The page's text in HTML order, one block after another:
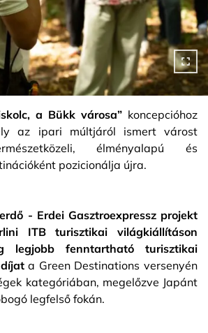
a Bükk városa” koncepcióhoz
az ipari múltjáról ismert várost
élményalapú és
pozicionálja újra.
- Erdei Gasztroexpressz projekt
ITB turisztikai világkiállításon
legjobb fenntartható turisztikai
a Green Destinations versenyén
kategóriában, megelőzve Japánt
legfelső fokán.